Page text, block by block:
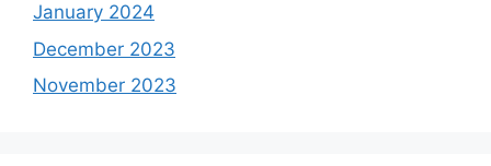
January 2024
December 2023
November 2023